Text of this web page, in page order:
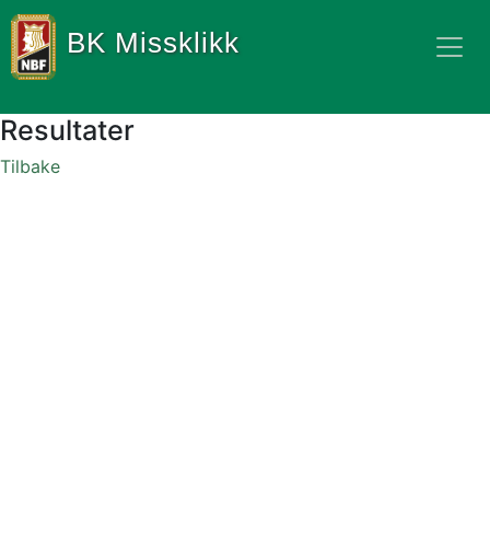
BK Missklikk
Resultater
Tilbake